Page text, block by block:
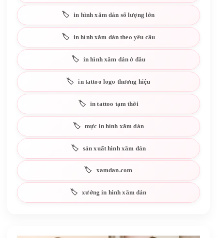
in hình xăm dán số lượng lớn
in hình xăm dán theo yêu cầu
in hình xăm dán ở đâu
in tattoo logo thương hiệu
in tattoo tạm thời
mực in hình xăm dán
sản xuất hình xăm dán
xamdan.com
xưởng in hình xăm dán